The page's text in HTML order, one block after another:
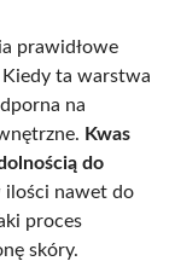
prawidłowe
ta warstwa
na
Kwas
do
nawet do
proces
skóry.